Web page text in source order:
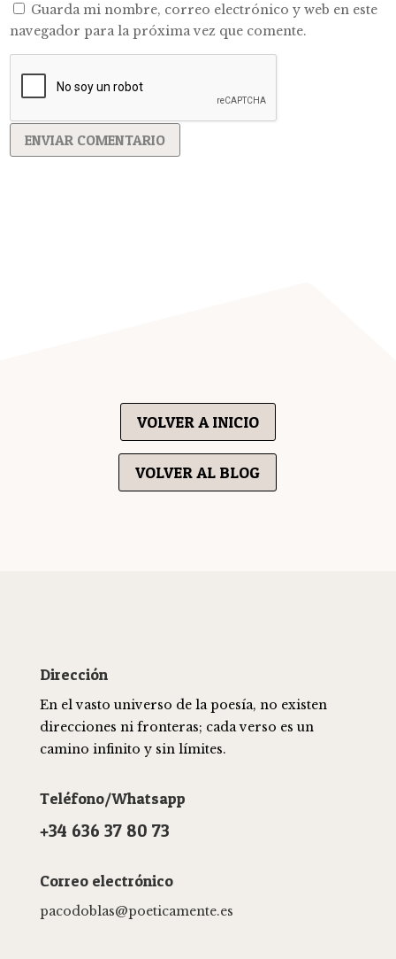
Guarda mi nombre, correo electrónico y web en este
navegador para la próxima vez que comente.
ENVIAR COMENTARIO
VOLVER A INICIO
VOLVER AL BLOG
Dirección
En el vasto universo de la poesía, no existen
direcciones ni fronteras; cada verso es un
camino infinito y sin límites.
Teléfono/Whatsapp
+34 636 37 80 73
Correo electrónico
pacodoblas@poeticamente.es